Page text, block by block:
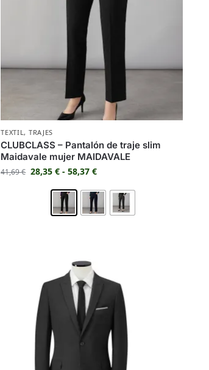
TEXTIL , TRAJES
CLUBCLASS – Pantalón de traje slim
Maidavale mujer MAIDAVALE
41,69€ 28,35€ - 58,37€